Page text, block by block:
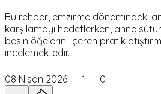
Bu rehber, emzirme dönemindeki
karşılamayı hedeflerken, anne
besin öğelerini içeren pratik
incelemektedir.
08 Nisan 2026 1 0